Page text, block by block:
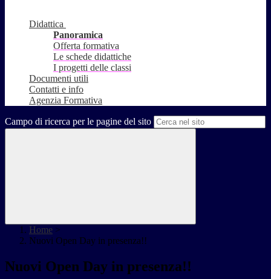
Didattica
Panoramica
Offerta formativa
Le schede didattiche
I progetti delle classi
Documenti utili
Contatti e info
Agenzia Formativa
Campo di ricerca per le pagine del sito
Home >
Nuovi Open Day in presenza!!
Nuovi Open Day in presenza!!